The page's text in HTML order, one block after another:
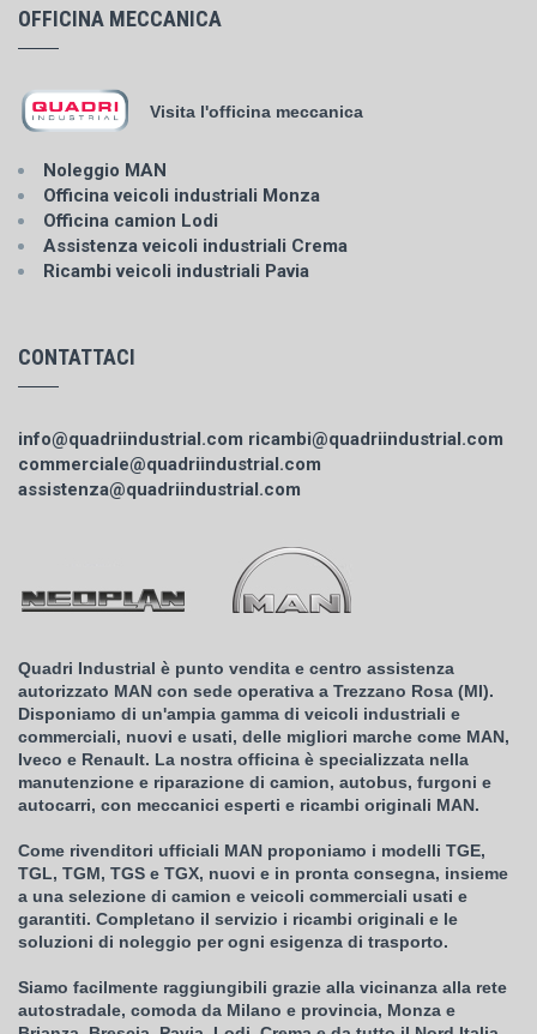
OFFICINA MECCANICA
Visita l'officina meccanica
Noleggio MAN
Officina veicoli industriali Monza
Officina camion Lodi
Assistenza veicoli industriali Crema
Ricambi veicoli industriali Pavia
CONTATTACI
info@quadriindustrial.com ricambi@quadriindustrial.com
commerciale@quadriindustrial.com
assistenza@quadriindustrial.com
Quadri Industrial è punto vendita e centro assistenza
autorizzato MAN con sede operativa a Trezzano Rosa (MI).
Disponiamo di un'ampia gamma di veicoli industriali e
commerciali, nuovi e usati, delle migliori marche come MAN,
Iveco e Renault. La nostra officina è specializzata nella
manutenzione e riparazione di camion, autobus, furgoni e
autocarri, con meccanici esperti e ricambi originali MAN.
Come rivenditori ufficiali MAN proponiamo i modelli TGE,
TGL, TGM, TGS e TGX, nuovi e in pronta consegna, insieme
a una selezione di camion e veicoli commerciali usati e
garantiti. Completano il servizio i ricambi originali e le
soluzioni di noleggio per ogni esigenza di trasporto.
Siamo facilmente raggiungibili grazie alla vicinanza alla rete
autostradale, comoda da Milano e provincia, Monza e